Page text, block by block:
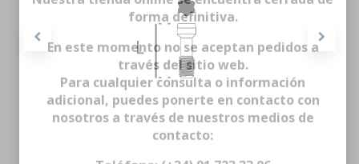
Nuestra tienda online se encuentra cerrada de
forma definitiva.
En este momento no se aceptan pedidos a
través del sitio web.
Para cualquier consulta o información
adicional, puedes ponerte en contacto con
nosotros a través de nuestros medios de
contacto: